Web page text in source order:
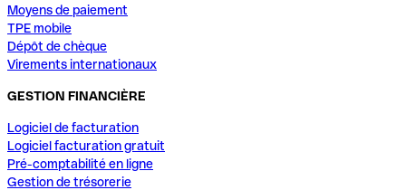
Moyens de paiement
TPE mobile
Dépôt de chèque
Virements internationaux
GESTION FINANCIÈRE
Logiciel de facturation
Logiciel facturation gratuit
Pré-comptabilité en ligne
Gestion de trésorerie